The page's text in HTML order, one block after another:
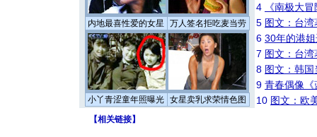
内地最喜性爱的女星 万人签名拒吃麦当劳
小丫青涩童年照曝光 女星卖乳求荣情色图
4
《南极大
5 图文：台
6 30年的港
7 图文：台
8 图文：韩
9 青春偶像《
10 图文：欧
【相关链接】